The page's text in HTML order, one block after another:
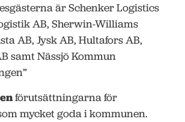
är Schenker Logistics
AB, Sherwin-Williams
AB, Jysk AB, Hultafors AB,
samt Nässjö Kommun
förutsättningarna för
mycket goda i kommunen.